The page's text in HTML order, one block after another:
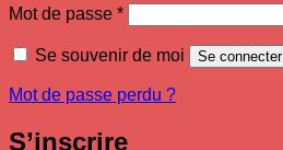
Mot de passe *Obligatoire
Se souvenir de moi Se connecter
Mot de passe perdu ?
S’inscrire